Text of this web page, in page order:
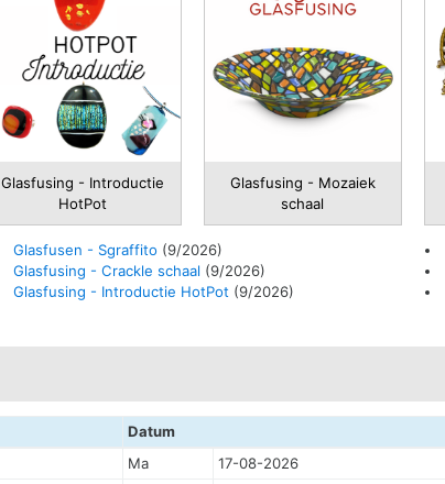
Glasfusing - Introductie
HotPot
Glasfusing - Mozaiek
schaal
Glasfusen - Sgraffito(9/2026)
Glasfusing - Crackle schaal (9/2026)
Glasfusing - Introductie HotPot(9/2026)
Datum
Ma 17-08-2026